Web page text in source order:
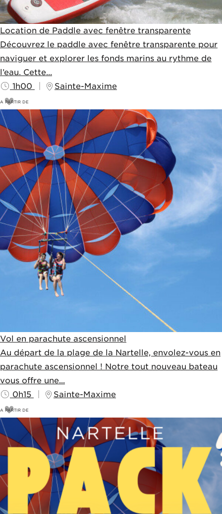
Location de Paddle avec fenêtre transparente
Découvrez le paddle avec fenêtre transparente pour
naviguer et explorer les fonds marins au rythme de
l’eau. Cette...
1h00
Sainte-Maxime
A PARTIR DE
€
25€
Vol en parachute ascensionnel
Au départ de la plage de la Nartelle, envolez-vous en
parachute ascensionnel ! Notre tout nouveau bateau
vous offre une...
0h15
Sainte-Maxime
A PARTIR DE
€
50€